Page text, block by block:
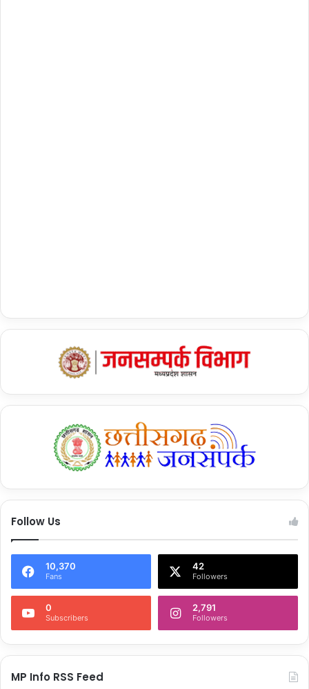
Follow Us
10,370
Fans
42
Followers
0
Subscribers
2,791
Followers
MP Info RSS Feed